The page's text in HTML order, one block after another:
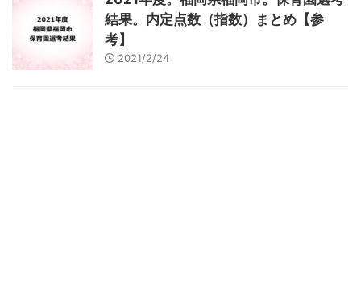
結果。内定点数（指数）まとめ【参
考】
2021/2/24